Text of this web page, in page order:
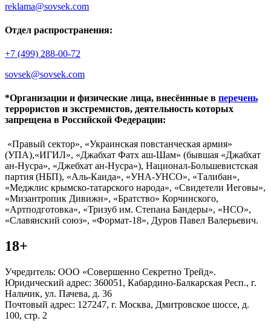
reklama@sovsek.com
Отдел распространения:
+7 (499) 288-00-72
sovsek@sovsek.com
*Организации и физические лица, внесённные в перечень
террористов и экстремистов, деятельность которых
запрещена в Российской Федерации:
«Правый сектор», «Украинская повстанческая армия»
(УПА),«ИГИЛ», «Джабхат Фатх аш-Шам» (бывшая «Джабхат
ан-Нусра», «Джебхат ан-Нусра»), Национал-Большевистская
партия (НБП), «Аль-Каида», «УНА-УНСО», «Талибан»,
«Меджлис крымско-татарского народа», «Свидетели Иеговы»,
«Мизантропик Дивижн», «Братство» Корчинского,
«Артподготовка», «Тризуб им. Степана Бандеры», «НСО»,
«Славянский союз», «Формат-18», Дуров Павел Валерьевич.
18+
Учредитель: ООО «Совершенно Секретно Трейд».
Юридический адрес: 360051, Кабардино-Балкарская Респ., г.
Нальчик, ул. Пачева, д. 36
Почтовый адрес: 127247, г. Москва, Дмитровское шоссе, д.
100, стр. 2